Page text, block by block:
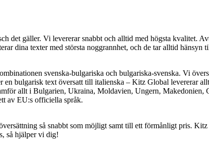
det gäller. Vi levererar snabbt och alltid med högsta kvalitet.
dina texter med största noggrannhet, och de tar alltid hänsyn
svenska-bulgariska och bulgariska-svenska. Vi
bulgarisk text översatt till italienska – Kitz Global levererar
allt i Bulgarien, Ukraina, Moldavien, Ungern, Makedonien,
av EU:s officiella språk.
så snabbt som möjligt samt till ett förmånligt pris.
så hjälper vi dig!